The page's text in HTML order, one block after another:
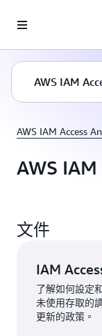
AWS IAM
AWS IAM Access
AWS
文件
IAM
了解如何設定
未使用存取的
更新的政策。